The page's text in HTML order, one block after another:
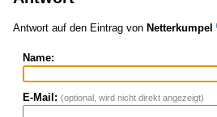
Antwort auf den Eintrag von Netterkumpel
Name:
E-Mail: (optional, wird nicht direkt angezeigt)